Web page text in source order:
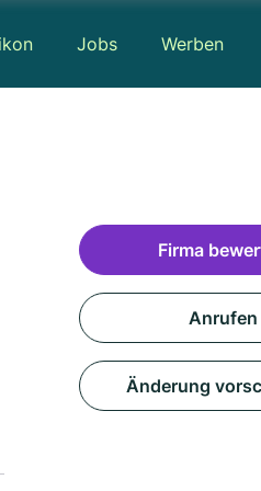
Jobs Werben
Firma
Anrufen
Änderung